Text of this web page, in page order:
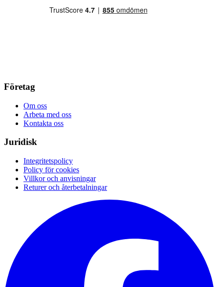
Företag
Om oss
Arbeta med oss
Kontakta oss
Juridisk
Integritetspolicy
Policy för cookies
Villkor och anvisningar
Returer och återbetalningar